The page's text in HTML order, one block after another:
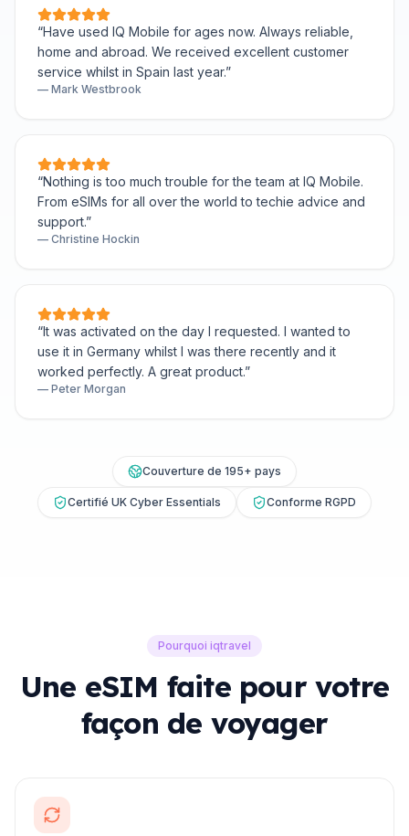
“Have used IQ Mobile for ages now. Always reliable,
home and abroad. We received excellent customer
service whilst in Spain last year.”
— Mark Westbrook
“Nothing is too much trouble for the team at IQ Mobile.
From eSIMs for all over the world to techie advice and
support.”
— Christine Hockin
“It was activated on the day I requested. I wanted to
use it in Germany whilst I was there recently and it
worked perfectly. A great product.”
— Peter Morgan
Couverture de 195+ pays
Certifié UK Cyber Essentials Conforme RGPD
Pourquoi iqtravel
Une eSIM faite pour votre
façon de voyager